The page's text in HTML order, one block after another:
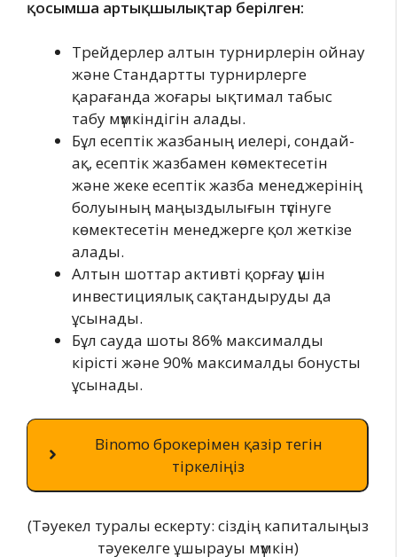
қосымша артықшылықтар берілген:
Трейдерлер алтын турнирлерін ойнау
және Стандартты турнирлерге
қарағанда жоғары ықтимал табыс
табу мүмкіндігін алады.
Бұл есептік жазбаның иелері, сондай-
ақ, есептік жазбамен көмектесетін
және жеке есептік жазба менеджерінің
болуының маңыздылығын түсінуге
көмектесетін менеджерге қол жеткізе
алады.
Алтын шоттар активті қорғау үшін
инвестициялық сақтандыруды да
ұсынады.
Бұл сауда шоты 86% максималды
кірісті және 90% максималды бонусты
ұсынады.
Binomo брокерімен қазір тегін
тіркеліңіз
(Тәуекел туралы ескерту: сіздің капиталыңыз
тәуекелге ұшырауы мүмкін)